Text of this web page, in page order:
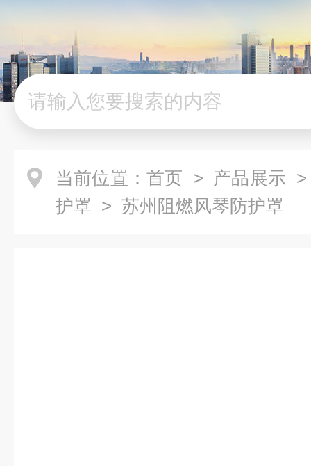
当前位置： 首页 > 产品展示
护罩 > 苏州阻燃风琴防护罩